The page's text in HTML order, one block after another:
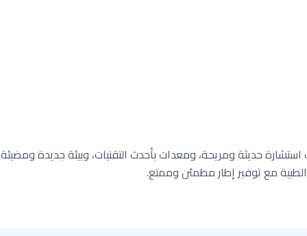
حديثة ومريحة، ومعدات بأحدث التقنيات، وبيئة جديدة ومضيئة
الطبية مع توفير إطار مطمئن وممتع.